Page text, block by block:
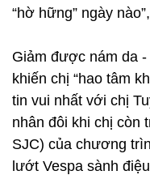
“hờ hững” ngày
Giảm được nám da -
khiến chị “hao tâm
tin vui nhất với chị
nhân đôi khi chị còn
SJC) của chương
lướt Vespa sành